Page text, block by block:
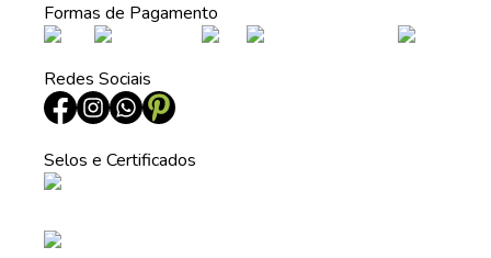
Formas de Pagamento
Redes Sociais
Selos e Certificados